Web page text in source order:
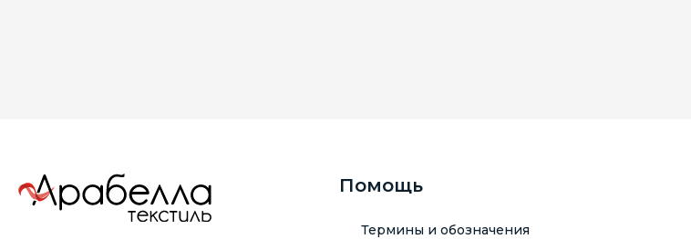
Помощь
Термины и обозначения